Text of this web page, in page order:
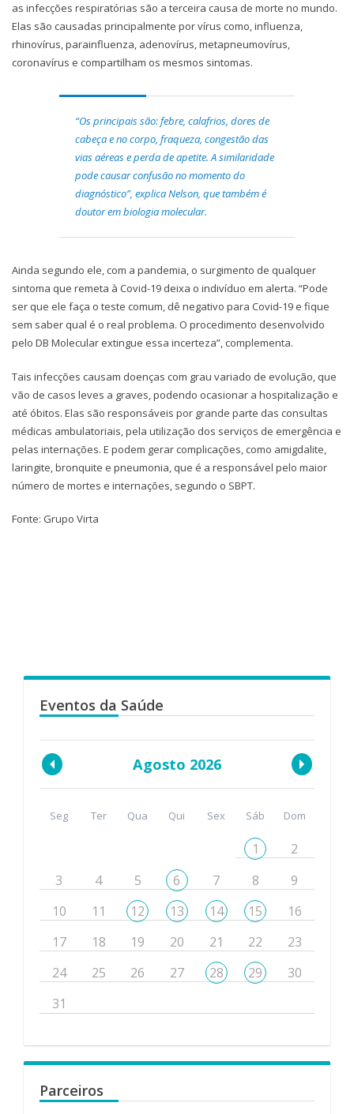
as infecções respiratórias são a terceira causa de morte no mundo.
Elas são causadas principalmente por vírus como, influenza,
rhinovírus, parainfluenza, adenovírus, metapneumovírus,
coronavírus e compartilham os mesmos sintomas.
“Os principais são: febre, calafrios, dores de
cabeça e no corpo, fraqueza, congestão das
vias aéreas e perda de apetite. A similaridade
pode causar confusão no momento do
diagnóstico”, explica Nelson, que também é
doutor em biologia molecular.
Ainda segundo ele, com a pandemia, o surgimento de qualquer
sintoma que remeta à Covid-19 deixa o indivíduo em alerta. “Pode
ser que ele faça o teste comum, dê negativo para Covid-19 e fique
sem saber qual é o real problema. O procedimento desenvolvido
pelo DB Molecular extingue essa incerteza”, complementa.
Tais infecções causam doenças com grau variado de evolução, que
vão de casos leves a graves, podendo ocasionar a hospitalização e
até óbitos. Elas são responsáveis por grande parte das consultas
médicas ambulatoriais, pela utilização dos serviços de emergência e
pelas internações. E podem gerar complicações, como amigdalite,
laringite, bronquite e pneumonia, que é a responsável pelo maior
número de mortes e internações, segundo o SBPT.
Fonte: Grupo Virta
Eventos da Saúde
Agosto 2026
Seg Ter Qua Qui Sex Sáb Dom
1
2
3
4 5 6 7 8
9
10
11 12 13 14 15
16
17
18 19 20 21 22
23
24
25 26 27 28 29
30
31
Parceiros